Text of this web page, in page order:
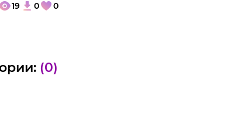
19 0 0
(0)